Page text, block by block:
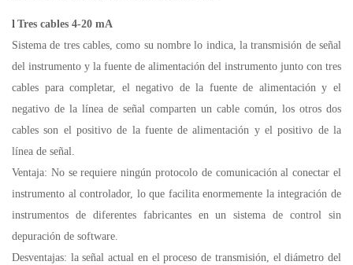
l Tres cables 4-20 mA
Sistema de tres cables, como su nombre lo indica, la transmisión de señal
del instrumento y la fuente de alimentación del instrumento junto con tres
cables para completar, el negativo de la fuente de alimentación y el
negativo de la línea de señal comparten un cable común, los otros dos
cables son el positivo de la fuente de alimentación y el positivo de la
línea de señal.
Ventaja: No se requiere ningún protocolo de comunicación al conectar el
instrumento al controlador, lo que facilita enormemente la integración de
instrumentos de diferentes fabricantes en un sistema de control sin
depuración de software.
Desventajas: la señal actual en el proceso de transmisión, el diámetro del